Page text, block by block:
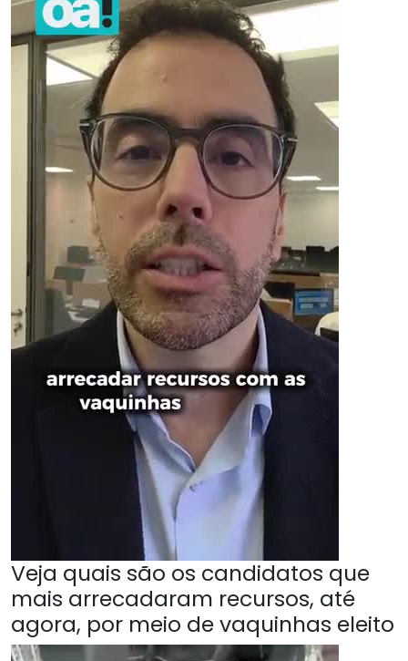
Veja quais são os candidatos que
mais arrecadaram recursos, até
agora, por meio de vaquinhas eleito